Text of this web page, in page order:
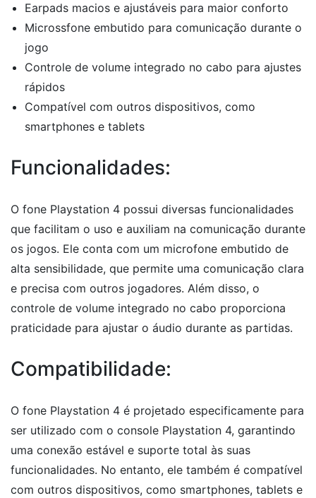
Earpads macios e ajustáveis para maior conforto
Microssfone embutido para comunicação durante o
jogo
Controle de volume integrado no cabo para ajustes
rápidos
Compatível com outros dispositivos, como
smartphones e tablets
Funcionalidades:
O fone Playstation 4 possui diversas funcionalidades
que facilitam o uso e auxiliam na comunicação durante
os jogos. Ele conta com um microfone embutido de
alta sensibilidade, que permite uma comunicação clara
e precisa com outros jogadores. Além disso, o
controle de volume integrado no cabo proporciona
praticidade para ajustar o áudio durante as partidas.
Compatibilidade:
O fone Playstation 4 é projetado especificamente para
ser utilizado com o console Playstation 4, garantindo
uma conexão estável e suporte total às suas
funcionalidades. No entanto, ele também é compatível
com outros dispositivos, como smartphones, tablets e